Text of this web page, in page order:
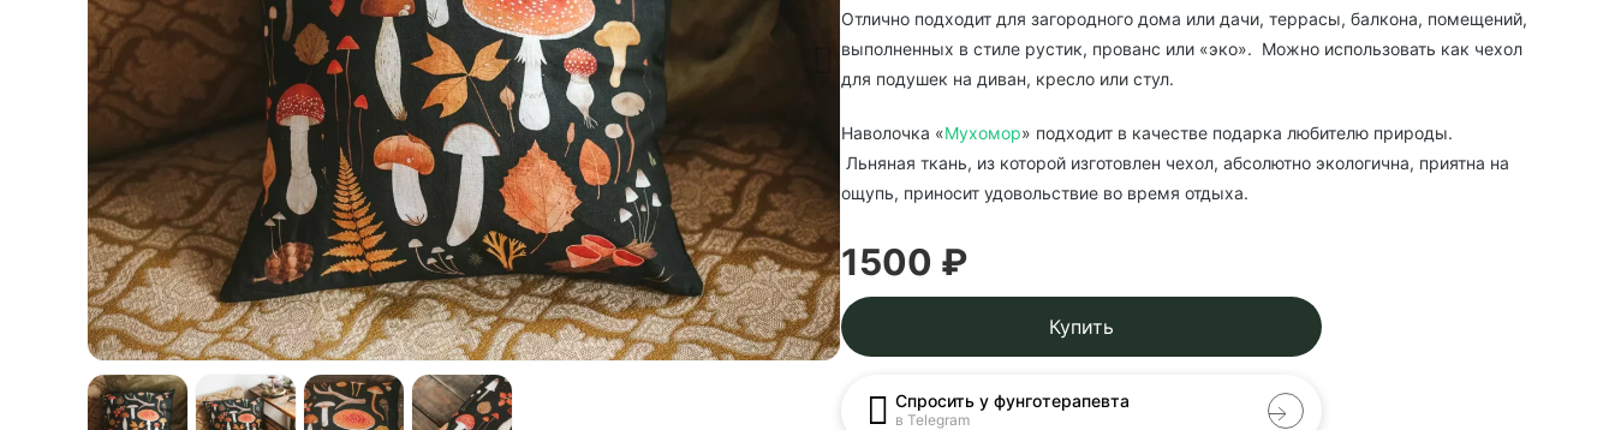
Отлично подходит для загородного дома или дачи, террасы, балкона, помещений,
выполненных в стиле рустик, прованс или «эко». Можно использовать как чехол
для подушек на диван, кресло или стул.
Наволочка «Мухомор» подходит в качестве подарка любителю природы.
Льняная ткань, из которой изготовлен чехол, абсолютно экологична, приятна на
ощупь, приносит удовольствие во время отдыха.
1500 ₽
Купить
Спросить у фунготерапевта
в Telegram